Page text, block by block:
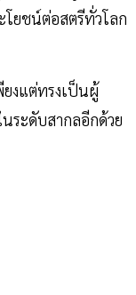
โยชน์ต่อสตรีทั่วโลก
งแต่ทรงเป็นผู้
ระดับสากลอีกด้วย